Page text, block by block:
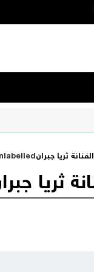
ثريا جبران
ثريا